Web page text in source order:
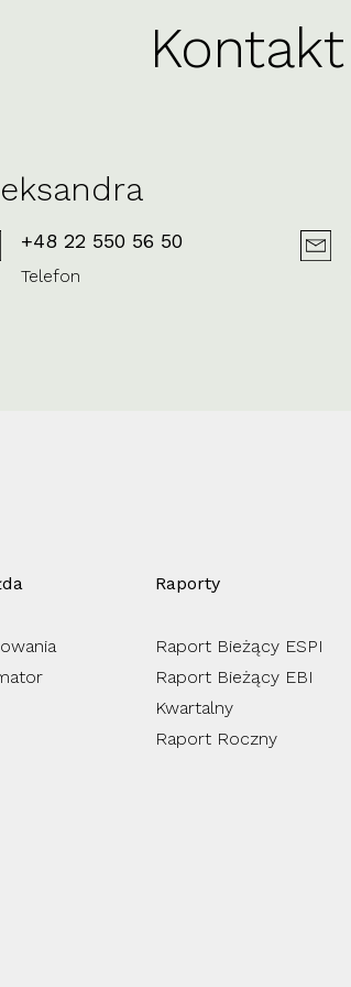
Kontakt
+48 22 550 56 50
Telefon
Raporty
Raport Bieżący ESPI
Raport Bieżący EBI
Kwartalny
Raport Roczny